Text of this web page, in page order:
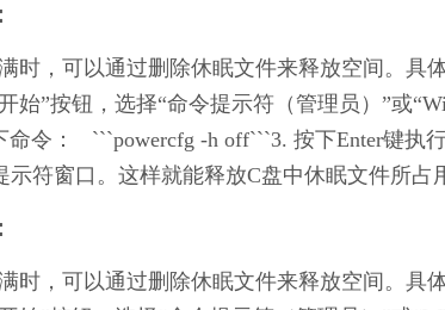
时，可以通过删除休眠文件来释放空间。具
始”按钮，选择“命令提示符（管理员）”或
令：   ```powercfg -h off```3. 按下Enter键执
符窗口。这样就能释放C盘中休眠文件所占
时，可以通过删除休眠文件来释放空间。具